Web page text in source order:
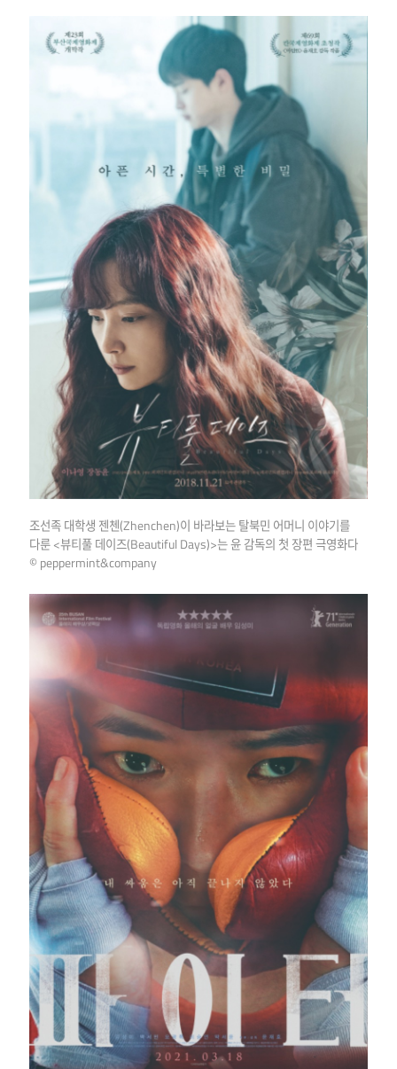
조선족 대학생 젠첸(Zhenchen)이 바라보는 탈북민 어머니 이야기를
다룬 <뷰티풀 데이즈(Beautiful Days)>는 윤 감독의 첫 장편 극영화다
© peppermint&company